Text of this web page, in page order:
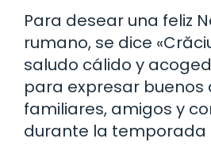
Para desear una feliz
rumano, se dice
saludo cálido y
para expresar buenos
familiares, amigos y
durante la temporada